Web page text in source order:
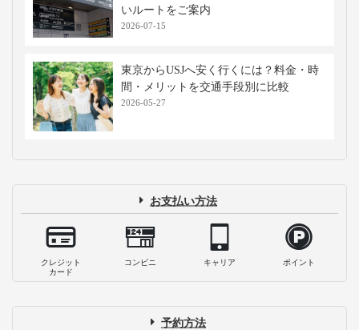
いルートをご案内
2026-07-15
東京からUSJへ安く行くには？料金・時
間・メリットを交通手段別に比較
2026-05-27
お支払い方法
クレジット
カード
コンビニ キャリア ポイント
予約方法